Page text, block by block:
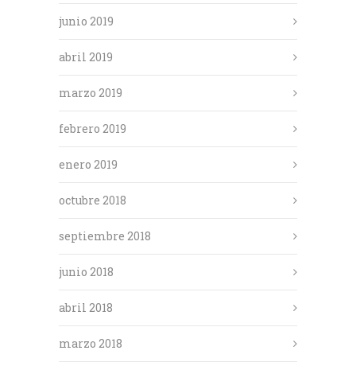
junio 2019
abril 2019
marzo 2019
febrero 2019
enero 2019
octubre 2018
septiembre 2018
junio 2018
abril 2018
marzo 2018